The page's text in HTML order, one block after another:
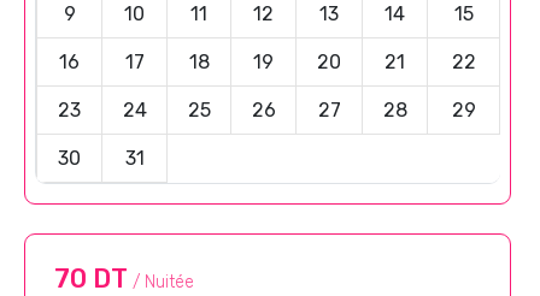
9 10 11 12 13 14 15
16 17 18 19 20 21 22
23 24 25 26 27 28 29
30 31
70 DT / Nuitée